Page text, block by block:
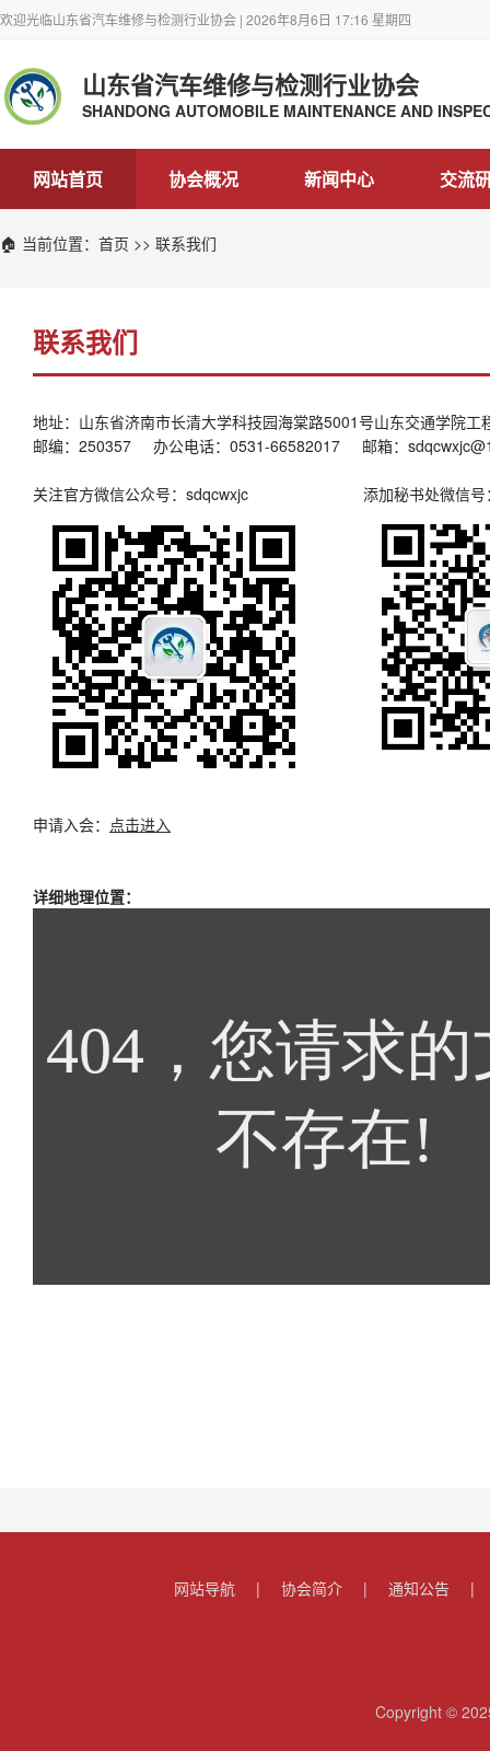
欢迎光临山东省汽车维修与检测行业协会 | 2026年8月6日 17:16 星期四
山东省汽车维修与检测行业协会
SHANDONG AUTOMOBILE MAINTENANCE AND
网站首页 协会概况 新闻中心 交流
🏠 当前位置： 首页 >> 联系我们
联系我们
地址： 山东省济南市长清大学科技园海棠路5001号山东交通学院工
邮编：250357 办公电话：0531-66582017 邮箱：
关注官方微信公众号：sdqcwxjc 添加秘书处微信
申请入会： 点击进入
详细地理位置：
网站导航 | 协会简介 | 通知公告 |
Copyright ©